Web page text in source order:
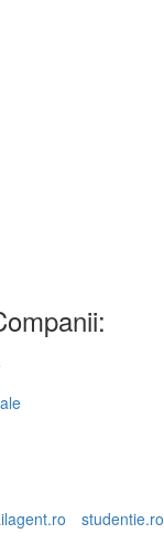
studentie.ro